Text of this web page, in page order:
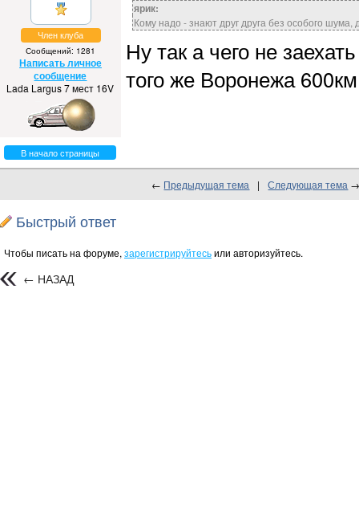
Член клуба
Сообщений: 1281
Написать личное
сообщение
Lada Largus 7 мест 16V
ярик:
Кому надо - знают друг друга без особого шума,
Ну так а чего не
того же Воронежа
В начало страницы
← Предыдущая тема | Следующая тема
Быстрый ответ
Чтобы писать на форуме, зарегистрируйтесьили авторизуйтесь.
← НАЗАД